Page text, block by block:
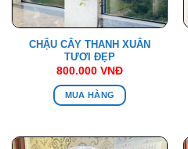
CHẬU CÂY THANH XUÂN
TƯƠI ĐẸP
800.000 VNĐ
MUA HÀNG